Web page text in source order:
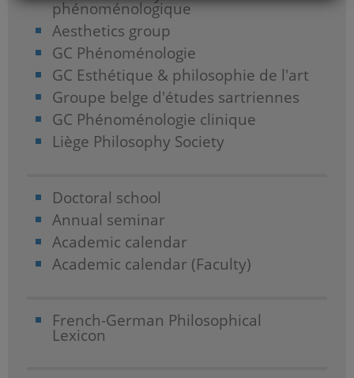
phénoménologique
Aesthetics group
GC Phénoménologie
GC Esthétique & philosophie de l'art
Groupe belge d'études sartriennes
GC Phénoménologie clinique
Liège Philosophy Society
Doctoral school
Annual seminar
Academic calendar
Academic calendar (Faculty)
French-German Philosophical
Lexicon